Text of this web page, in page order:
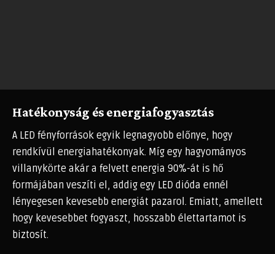
Hatékonyság és energiafogyasztás
A LED fényforrások egyik legnagyobb előnye, hogy
rendkívül energiahatékonyak. Míg egy hagyományos
villanykörte akár a felvett energia 90%-át is hő
formájában veszíti el, addig egy LED dióda ennél
lényegesen kevesebb energiát pazarol. Emiatt, amellett
hogy kevesebbet fogyaszt, hosszabb élettartamot is
biztosít.